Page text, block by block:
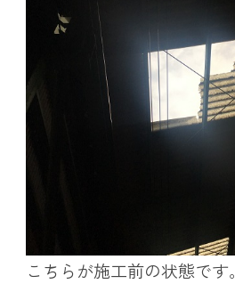
こちらが施工前の状態です。